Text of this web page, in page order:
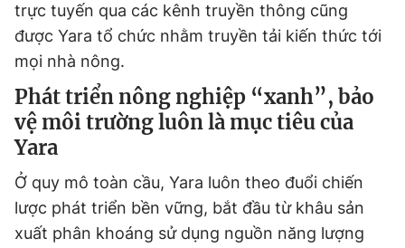
trực tuyến qua các kênh truyền thông cũng
được Yara tổ chức nhằm truyền tải kiến thức tới
mọi nhà nông.
Phát triển nông nghiệp “xanh”, bảo
vệ môi trường luôn là mục tiêu của
Yara
Ở quy mô toàn cầu, Yara luôn theo đuổi chiến
lược phát triển bền vững, bắt đầu từ khâu sản
xuất phân khoáng sử dụng nguồn năng lượng